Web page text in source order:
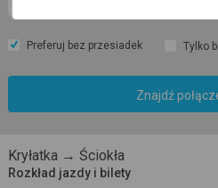
Preferuj bez przesiadek Tylko
Znajdź
Kryłatka → Ściokła
Rozkład jazdy i bilety